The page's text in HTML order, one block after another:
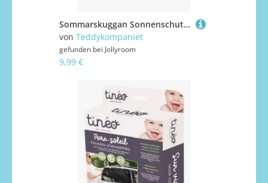
Sommarskuggan Sonnenschutz fürs Auto 2er-Pack
von Teddykompaniet
gefunden bei Jollyroom
9,99 €